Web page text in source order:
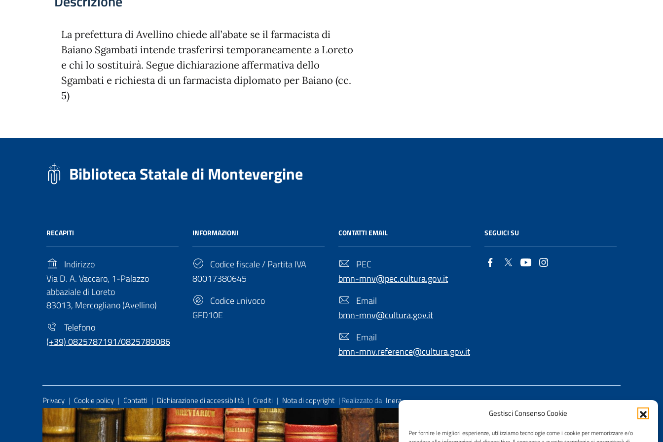
Gestisci Consenso Cookie
Per fornire le migliori esperienze, utilizziamo tecnologie come i cookie per memorizzare e/o
La prefettura di Avellino chiede all’abate se il farmacista di
Baiano Sgambati intende trasferirsi temporaneamente a Loreto
e chi lo sostituirà. Segue dichiarazione affermativa dello
Sgambati e richiesta di un farmacista diplomato per Baiano (cc.
5)
Biblioteca Statale di Montevergine
RECAPITI
Indirizzo
Via D. A. Vaccaro, 1-Palazzo
abbaziale di Loreto
83013, Mercogliano (Avellino)
Telefono
(+39) 0825787191/0825789086
INFORMAZIONI
Codice fiscale / Partita IVA
80017380645
Codice univoco
GFD10E
CONTATTI EMAIL
PEC
bmn-mnv@pec.cultura.gov.it
Email
bmn-mnv@cultura.gov.it
Email
bmn-mnv.reference@cultura.gov.it
SEGUICI SU
Useful Links Section
Privacy | Cookie policy | Contatti | Dichiarazione di accessibilità | Crediti | Nota di copyright | Realizzato da Inera